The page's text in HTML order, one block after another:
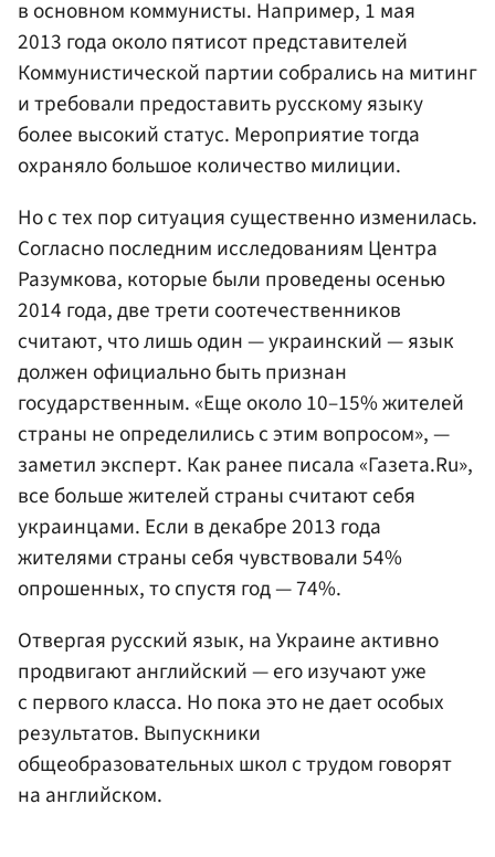
в основном коммунисты. Например, 1 мая
2013 года около пятисот представителей
Коммунистической партии собрались на митинг
и требовали предоставить русскому языку
более высокий статус. Мероприятие тогда
охраняло большое количество милиции.
Но с тех пор ситуация существенно изменилась.
Согласно последним исследованиям Центра
Разумкова, которые были проведены осенью
2014 года, две трети соотечественников
считают, что лишь один — украинский — язык
должен официально быть признан
государственным. «Еще около 10–15% жителей
страны не определились с этим вопросом», —
заметил эксперт. Как ранее писала «Газета.Ru»,
все больше жителей страны считают себя
украинцами. Если в декабре 2013 года
жителями страны себя чувствовали 54%
опрошенных, то спустя год — 74%.
Отвергая русский язык, на Украине активно
продвигают английский — его изучают уже
с первого класса. Но пока это не дает особых
результатов. Выпускники
общеобразовательных школ с трудом говорят
на английском.